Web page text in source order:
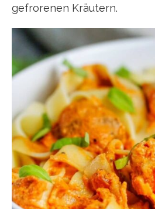
gefrorenen Kräutern.